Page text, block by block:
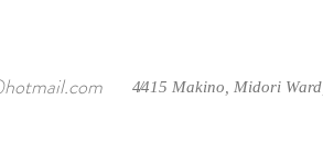
/
4415 Makino, Midori